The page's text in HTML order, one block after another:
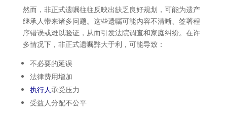
然而，非正式遗嘱往往反映出缺乏良好规划，可能为遗产
继承人带来诸多问题。这些遗嘱可能内容不清晰、签署程
序错误或难以验证，从而引发法院调查和家庭纠纷。在许
多情况下，非正式遗嘱弊大于利，可能导致：
不必要的延误
法律费用增加
执行人承受压力
受益人分配不公平